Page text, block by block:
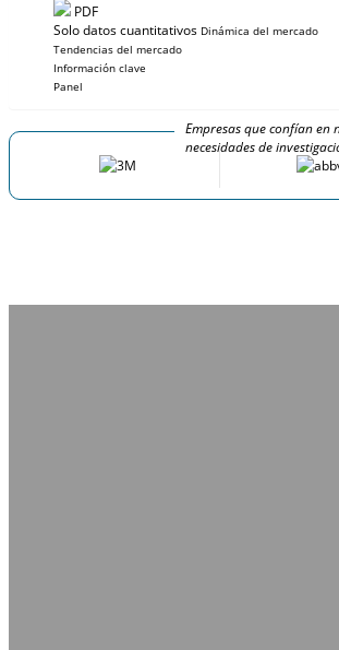
PDF
Solo datos cuantitativos Dinámica del mercado
Tendencias del mercado
Información clave
Panel
Empresas que confían en
necesidades de